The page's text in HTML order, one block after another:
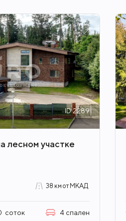
ID 2289
лесном участке
38 км от МКАД
соток 4 спален